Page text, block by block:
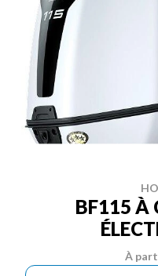
BF115 À
À